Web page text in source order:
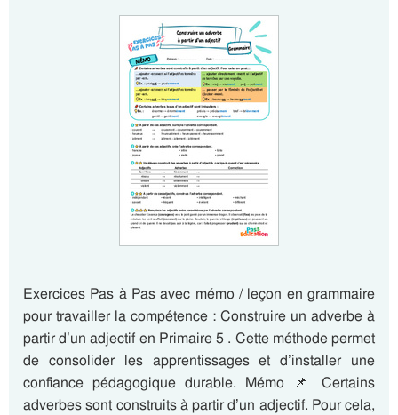
Exercices Pas à Pas avec mémo / leçon en grammaire
pour travailler la compétence : Construire un adverbe à
partir d’un adjectif en Primaire 5 . Cette méthode permet
de consolider les apprentissages et d’installer une
confiance pédagogique durable. Mémo 📌 Certains
adverbes sont construits à partir d’un adjectif. Pour cela,